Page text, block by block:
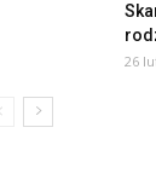
26